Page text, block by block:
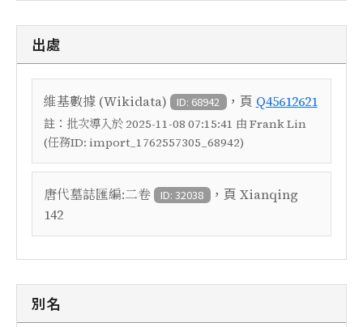
出處
維基數據 (Wikidata) ID: 68942 ，頁 Q45612621
註： 批次導入於 2025-11-08 07:15:41 由 Frank Lin
(任務ID: import_1762557305_68942)
唐代墓誌匯編:二卷 ID: 32038 ，頁 Xianqing
142
別名